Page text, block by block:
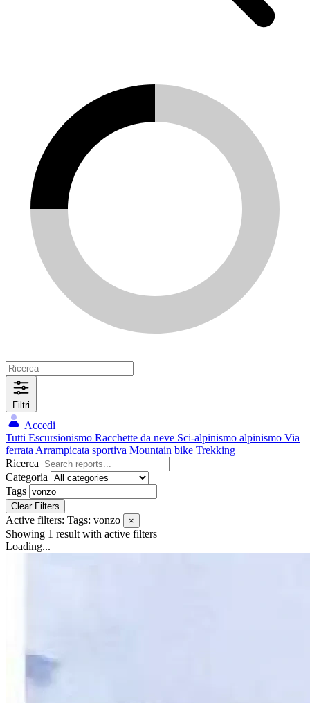
Filtri
Accedi
Tutti Escursionismo Racchette da neve Sci-alpinismo alpinismo Via
ferrata Arrampicata sportiva Mountain bike Trekking
Ricerca
Categoria
Tags
Clear Filters
Active filters: Tags: vonzo ×
Showing 1 result with active filters
Loading...